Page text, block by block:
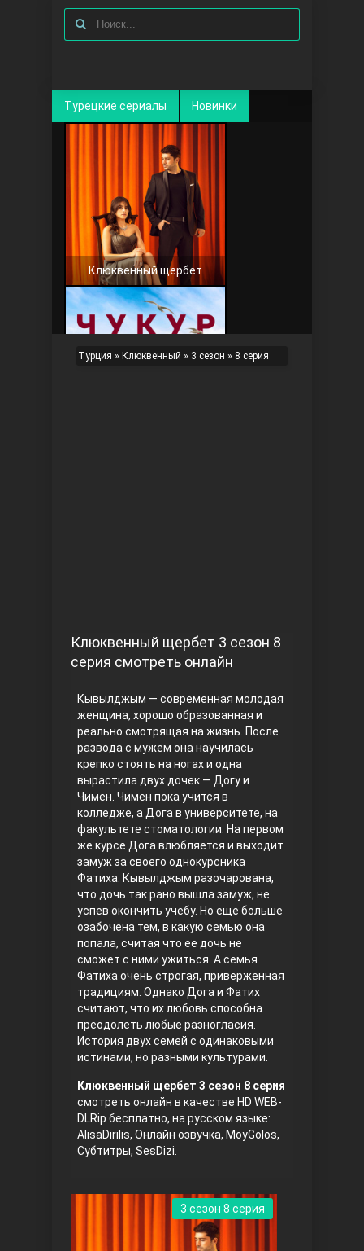
Турецкие сериалы Новинки
Клюквенный щербет
Правосyдие
Любовь напрокат
Воскресший Эртугрул
Турция » Клюквенный » 3 сезон » 8 серия
Клюквенный щербет 3 сезон 8
серия смотреть онлайн
Кывылджым — современная молодая
женщина, хорошо образованная и
реально смотрящая на жизнь. После
развода с мужем она научилась
крепко стоять на ногах и одна
вырастила двух дочек — Догу и
Чимен. Чимен пока учится в
колледже, а Дога в университете, на
факультете стоматологии. На первом
же курсе Дога влюбляется и выходит
замуж за своего однокурсника
Фатиха. Кывылджым разочарована,
что дочь так рано вышла замуж, не
успев окончить учебу. Но еще больше
озабочена тем, в какую семью она
попала, считая что ее дочь не
сможет с ними ужиться. А семья
Фатиха очень строгая, приверженная
традициям. Однако Дога и Фатих
считают, что их любовь способна
преодолеть любые разногласия.
История двух семей с одинаковыми
истинами, но разными культурами.
Клюквенный щербет 3 сезон 8 серия
смотреть онлайн в качестве HD WEB-
DLRip бесплатно, на русском языке:
AlisaDirilis, Онлайн озвучка, MoyGolos,
Субтитры, SesDizi.
3 сезон 8 серия